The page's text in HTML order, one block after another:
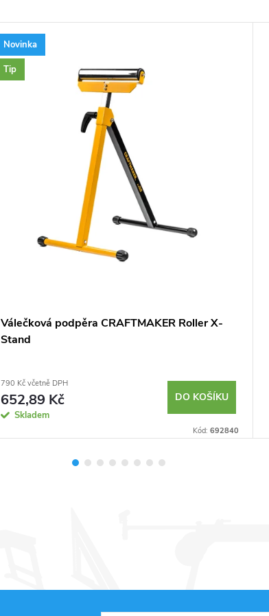
Novinka
Tip
Válečková podpěra CRAFTMAKER Roller X-
Stand
790 Kč včetně DPH
652,89 Kč
Skladem
DO KOŠÍKU
Kód: 692840